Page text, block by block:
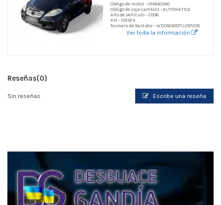
Código de motor - OM640940
Código de caja cambios - AUTOMATICA
Año de vehículo - 2006
KM - 155974
Numero de bastidor - WDD1690071J287035
Ver toda la información
Reseñas(0)
Sin reseñas Escribe una reseña